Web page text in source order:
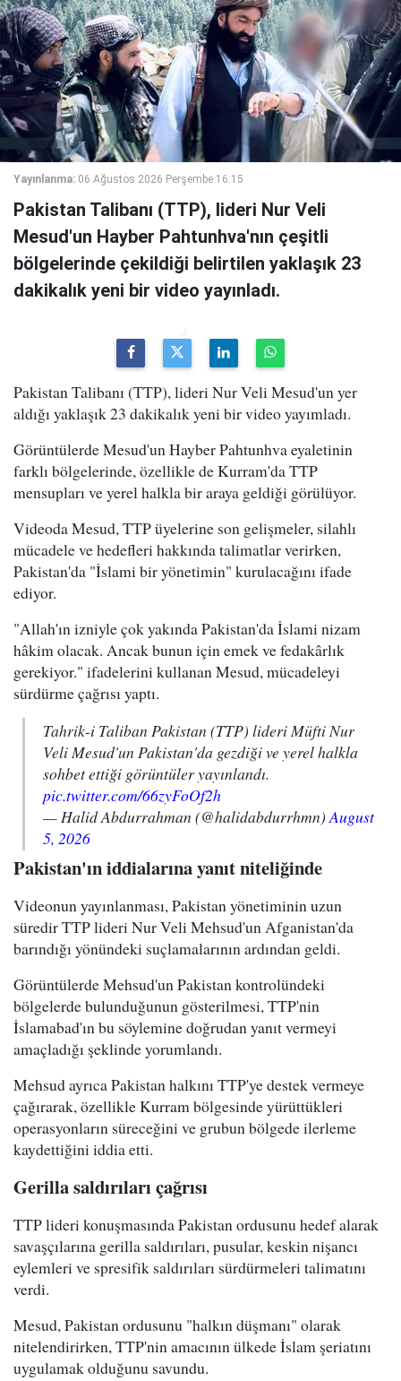
Yayınlanma: 06 Ağustos 2026 Perşembe 16:15
Pakistan Talibanı (TTP), lideri Nur Veli
Mesud'un Hayber Pahtunhva'nın çeşitli
bölgelerinde çekildiği belirtilen yaklaşık 23
dakikalık yeni bir video yayınladı.
Pakistan Talibanı (TTP), lideri Nur Veli Mesud'un yer
aldığı yaklaşık 23 dakikalık yeni bir video yayımladı.
Görüntülerde Mesud'un Hayber Pahtunhva eyaletinin
farklı bölgelerinde, özellikle de Kurram'da TTP
mensupları ve yerel halkla bir araya geldiği görülüyor.
Videoda Mesud, TTP üyelerine son gelişmeler, silahlı
mücadele ve hedefleri hakkında talimatlar verirken,
Pakistan'da "İslami bir yönetimin" kurulacağını ifade
ediyor.
"Allah'ın izniyle çok yakında Pakistan'da İslami nizam
hâkim olacak. Ancak bunun için emek ve fedakârlık
gerekiyor." ifadelerini kullanan Mesud, mücadeleyi
sürdürme çağrısı yaptı.
Tahrik-i Taliban Pakistan (TTP) lideri Müfti Nur
Veli Mesud'un Pakistan'da gezdiği ve yerel halkla
sohbet ettiği görüntüler yayınlandı.
pic.twitter.com/66zyFoOf2h
— Halid Abdurrahman (@halidabdurrhmn) August
5, 2026
Pakistan'ın iddialarına yanıt niteliğinde
Videonun yayınlanması, Pakistan yönetiminin uzun
süredir TTP lideri Nur Veli Mehsud'un Afganistan'da
barındığı yönündeki suçlamalarının ardından geldi.
Görüntülerde Mehsud'un Pakistan kontrolündeki
bölgelerde bulunduğunun gösterilmesi, TTP'nin
İslamabad'ın bu söylemine doğrudan yanıt vermeyi
amaçladığı şeklinde yorumlandı.
Mehsud ayrıca Pakistan halkını TTP'ye destek vermeye
çağırarak, özellikle Kurram bölgesinde yürüttükleri
operasyonların süreceğini ve grubun bölgede ilerleme
kaydettiğini iddia etti.
Gerilla saldırıları çağrısı
TTP lideri konuşmasında Pakistan ordusunu hedef alarak
savaşçılarına gerilla saldırıları, pusular, keskin nişancı
eylemleri ve spresifik saldırıları sürdürmeleri talimatını
verdi.
Mesud, Pakistan ordusunu "halkın düşmanı" olarak
nitelendirirken, TTP'nin amacının ülkede İslam şeriatını
uygulamak olduğunu savundu.